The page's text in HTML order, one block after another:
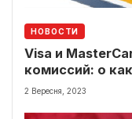
НОВОСТИ
Visa и
комиссий: о
2 Вересня, 2023